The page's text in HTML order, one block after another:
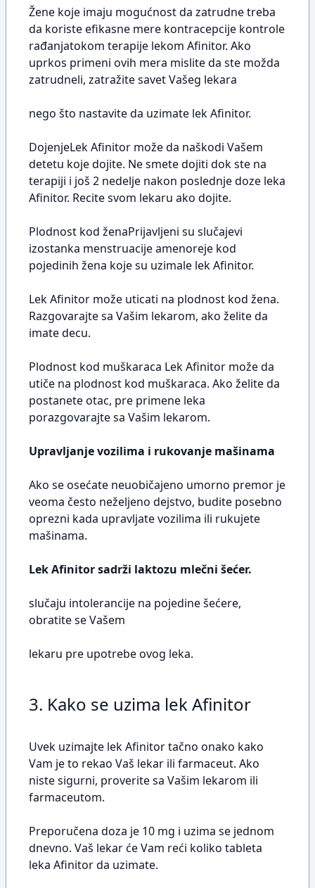
Žene koje imaju mogućnost da zatrudne treba
da koriste efikasne mere kontracepcije kontrole
rađanjatokom terapije lekom Afinitor. Ako
uprkos primeni ovih mera mislite da ste možda
zatrudneli, zatražite savet Vašeg lekara
nego što nastavite da uzimate lek Afinitor.
DojenjeLek Afinitor može da naškodi Vašem
detetu koje dojite. Ne smete dojiti dok ste na
terapiji i još 2 nedelje nakon poslednje doze leka
Afinitor. Recite svom lekaru ako dojite.
Plodnost kod ženaPrijavljeni su slučajevi
izostanka menstruacije amenoreje kod
pojedinih žena koje su uzimale lek Afinitor.
Lek Afinitor može uticati na plodnost kod žena.
Razgovarajte sa Vašim lekarom, ako želite da
imate decu.
Plodnost kod muškaraca Lek Afinitor može da
utiče na plodnost kod muškaraca. Ako želite da
postanete otac, pre primene leka
porazgovarajte sa Vašim lekarom.
Upravljanje vozilima i rukovanje mašinama
Ako se osećate neuobičajeno umorno premor je
veoma često neželjeno dejstvo, budite posebno
oprezni kada upravljate vozilima ili rukujete
mašinama.
Lek Afinitor sadrži laktozu mlečni šećer.
slučaju intolerancije na pojedine šećere,
obratite se Vašem
lekaru pre upotrebe ovog leka.
3. Kako se uzima lek Afinitor
Uvek uzimajte lek Afinitor tačno onako kako
Vam je to rekao Vaš lekar ili farmaceut. Ako
niste sigurni, proverite sa Vašim lekarom ili
farmaceutom.
Preporučena doza je 10 mg i uzima se jednom
dnevno. Vaš lekar će Vam reći koliko tableta
leka Afinitor da uzimate.